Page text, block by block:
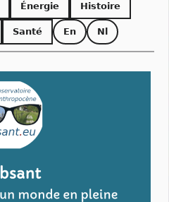
Énergie Histoire
Santé En Nl